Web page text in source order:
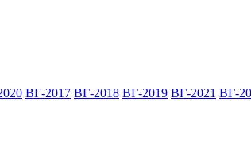
ВГ-2017 ВГ-2018 ВГ-2019 ВГ-2021 ВГ-